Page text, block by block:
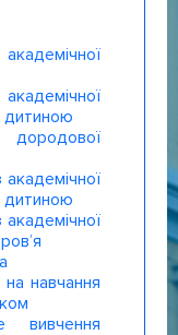
дитиною
дитиною
навчання
вивчення